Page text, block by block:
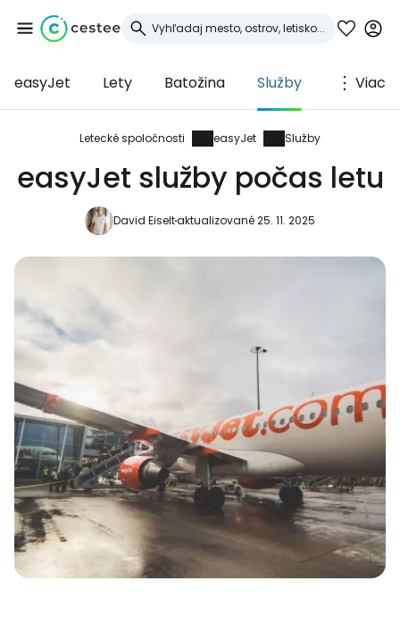
easyJet Lety Batožina Služby Viac
Letecké spoločnosti easyJet Služby
easyJet služby počas letu
David Eiseltaktualizované 25. 11. 2025
Prihláste sa do
služby Cestee
... celosvetovej komunity cestovateľov
Pokračovať so službou Google
Pokračovať s e-mailom